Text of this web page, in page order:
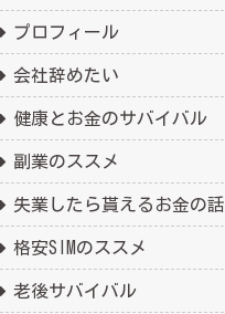
プロフィール
会社辞めたい
健康とお金のサバイバル
副業のススメ
失業したら貰えるお金の話
格安SIMのススメ
老後サバイバル